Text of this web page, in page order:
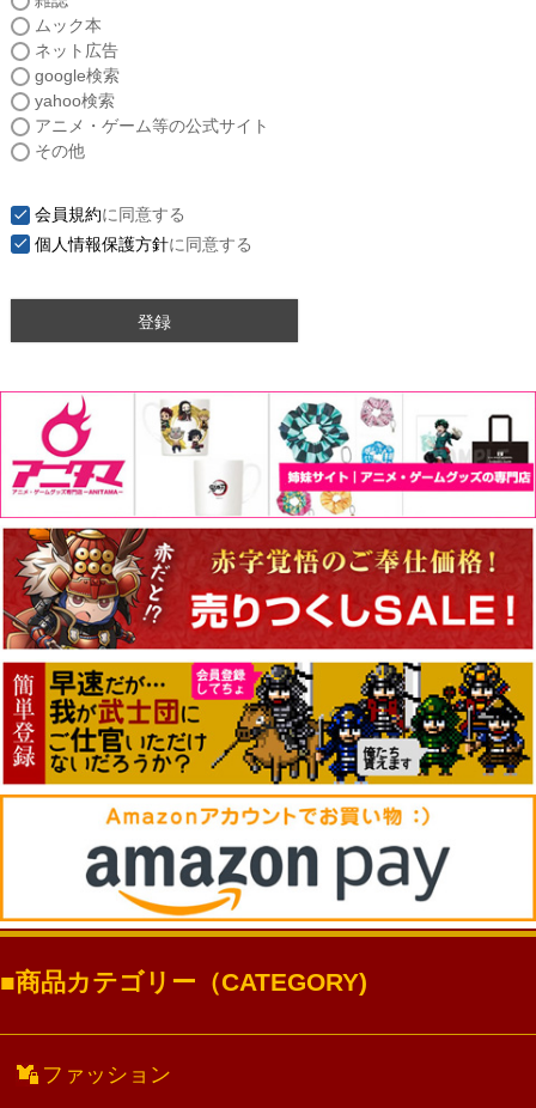
ムック本
ネット広告
google検索
yahoo検索
アニメ・ゲーム等の公式サイト
その他
会員規約に同意する
個人情報保護方針に同意する
登録
商品カテゴリー（CATEGORY)
ファッション